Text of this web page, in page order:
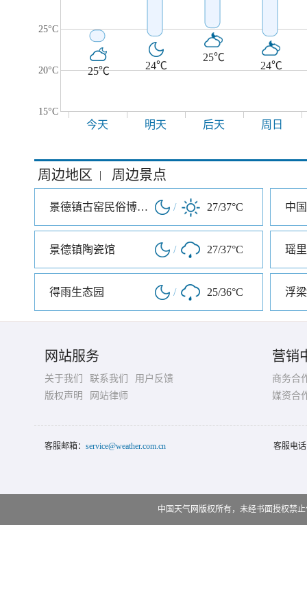
25°C
20°C
15°C
25℃ 24℃
25℃
24℃
今天 明天 后天 周日
周边地区 | 周边景点
景德镇古窑民俗博览区 / 27/37°C 中
景德镇陶瓷馆 / 27/37°C 瑶
得雨生态园 / 25/36°C 浮
网站服务
关于我们 联系我们
用户反馈
版权声明
网站律师
营销
商务合
媒资合
客服邮箱： service@weather.com.cn 客服电
中国天气网版权所有，未经书面授权